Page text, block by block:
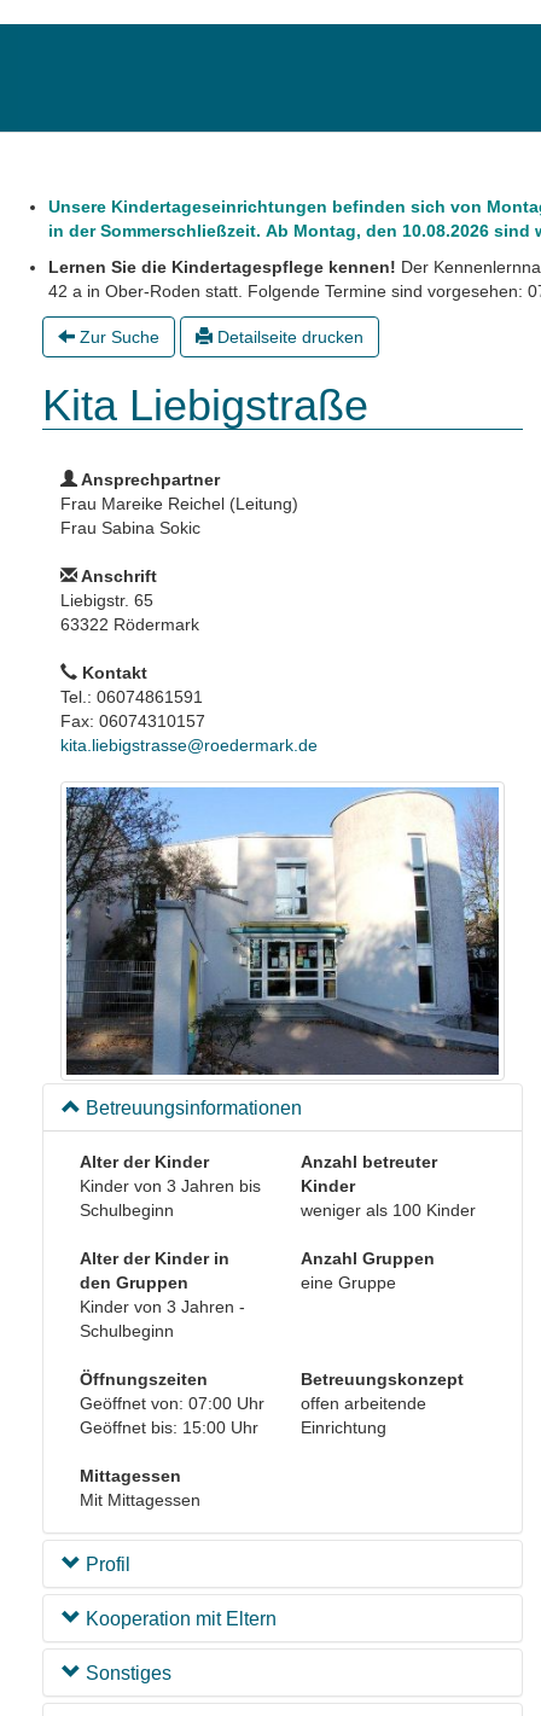
Unsere Kindertageseinrichtungen befinden sich von
in der Sommerschließzeit. Ab Montag, den 10.08.2026 sind
Lernen Sie die Kindertagespflege kennen! Der
42 a in Ober-Roden statt. Folgende Termine sind vorgesehen:
Zur Suche Detailseite drucken
Kita Liebigstraße
Ansprechpartner
Frau Mareike Reichel (Leitung)
Frau Sabina Sokic
Anschrift
Liebigstr. 65
63322 Rödermark
Kontakt
Tel.: 06074861591
Fax: 06074310157
kita.liebigstrasse@roedermark.de
Betreuungsinformationen
Alter der Kinder
Kinder von 3 Jahren bis
Schulbeginn
Alter der Kinder in
den Gruppen
Kinder von 3 Jahren -
Schulbeginn
Anzahl betreuter
Kinder
weniger als 100 Kinder
Anzahl Gruppen
eine Gruppe
Öffnungszeiten
Geöffnet von: 07:00 Uhr
Geöffnet bis: 15:00 Uhr
Mittagessen
Mit Mittagessen
Betreuungskonzept
offen arbeitende
Einrichtung
Profil
Kooperation mit Eltern
Sonstiges